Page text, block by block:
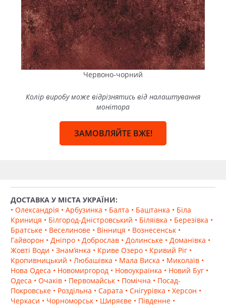
Червоно-чорний
Колір виробу може відрізнятись від налаштування
монітора
ЗАМОВЛЯЙТЕ ВЖЕ!
ДОСТАВКА У МІСТА УКРАЇНИ:
• Олександрія • Арбузинка • Балта • Баштанка • Біла
Криниця • Білгород-Дністровський • Біляївка • Березівка •
Братське • Веселинове • Вінниця • Вознесенськ •
Гайворон • Дніпро • Доброслав • Долинське • Доманівка •
Жовті Води • Знам’янка • Криве Озеро • Кривий Ріг •
Кропивницький • Любашівка • Мала Виска • Миколаїв •
Нова Одеса • Новомиргород • Новоукраїнка • Новий Буг •
Одеса • Очаків • Первомайськ • Помічна • Посад-
Покровське • Роздільна • Сарата • Снігурівка • Херсон •
Черкаси • Чорноморськ • Ширяєве • Південне •